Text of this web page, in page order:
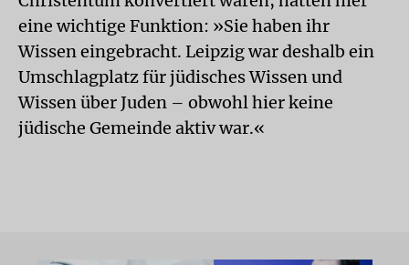
eine wichtige Funktion: »Sie haben ihr
Wissen eingebracht. Leipzig war deshalb ein
Umschlagplatz für jüdisches Wissen und
Wissen über Juden – obwohl hier keine
jüdische Gemeinde aktiv war.«